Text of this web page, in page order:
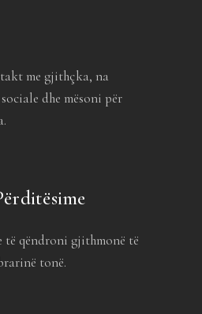
me gjithçka, na
dhe mësoni për
të qëndroni gjithmonë të
tonë.